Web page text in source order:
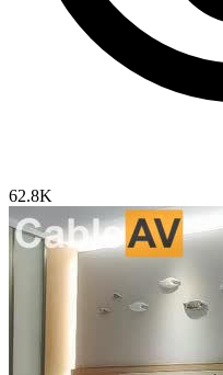
62.8K